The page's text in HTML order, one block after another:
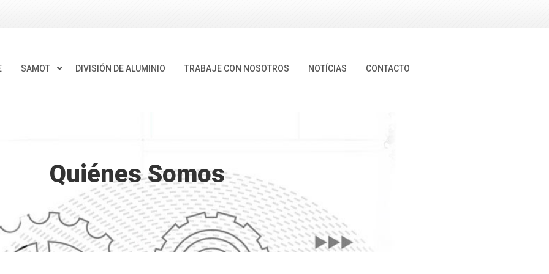
SAMOT DIVISIÓN DE ALUMINIO TRABAJE CON NOSOTROS NOTÍCIAS CONTACTO
Quiénes Somos